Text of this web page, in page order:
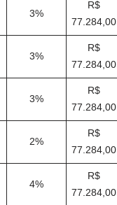
3%
R$
77.284,00
3%
R$
77.284,00
3%
R$
77.284,00
2%
R$
77.284,00
4%
R$
77.284,00